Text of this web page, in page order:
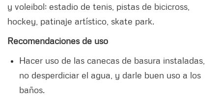
y voleibol; estadio de tenis, pistas de bicicross,
hockey, patinaje artístico, skate park.
Recomendaciones de uso
Hacer uso de las canecas de basura instaladas,
no desperdiciar el agua, y darle buen uso a los
baños.